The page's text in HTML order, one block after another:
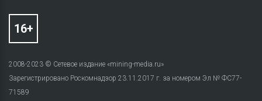
2008-2023 © Сетевое издание «mining-media.ru»
Зарегистрировано Роскомнадзор 23.11.2017 г. за номером Эл № ФС77-
71589